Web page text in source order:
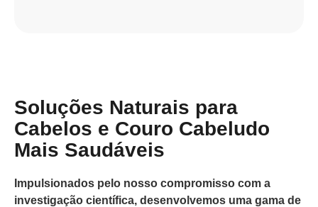
Soluções Naturais para
Cabelos e Couro Cabeludo
Mais Saudáveis
Impulsionados pelo nosso compromisso com a
investigação científica, desenvolvemos uma gama de